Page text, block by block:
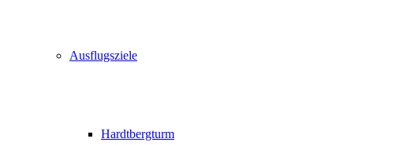
Ausflugsziele
Hardtbergturm